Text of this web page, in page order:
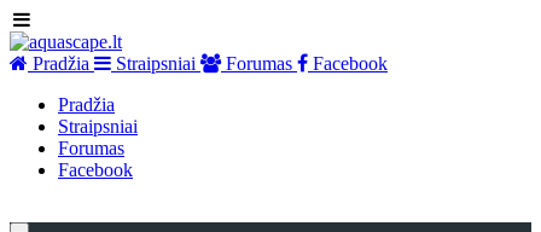
Pradžia Straipsniai Forumas
Facebook
Pradžia
Straipsniai
Forumas
Facebook